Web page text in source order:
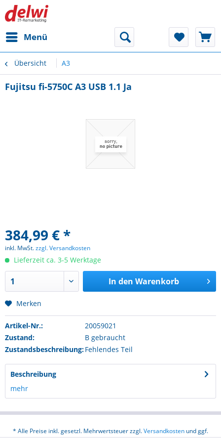
Menü
Übersicht A3
Fujitsu fi-5750C A3 USB 1.1 Ja
384,99 € *
inkl. MwSt.zzgl. Versandkosten
Lieferzeit ca. 3-5 Werktage
In den Warenkorb
Merken
Artikel-Nr.:
20059021
Zustand:
B gebraucht
Zustandsbeschreibung:Fehlendes Teil
Beschreibung
mehr
* Alle Preise inkl. gesetzl. Mehrwertsteuer zzgl.Versandkosten und ggf.